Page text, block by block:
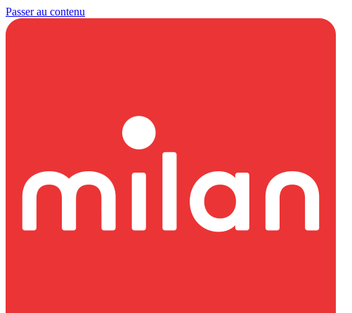
Passer au contenu